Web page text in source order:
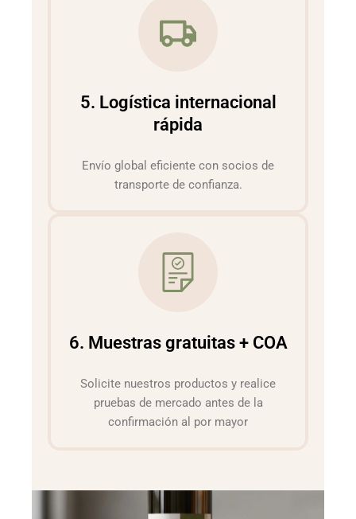
5. Logística internacional
rápida
Envío global eficiente con socios de
transporte de confianza.
6. Muestras gratuitas + COA
Solicite nuestros productos y realice
pruebas de mercado antes de la
confirmación al por mayor